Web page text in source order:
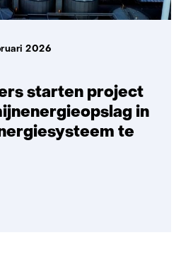
starten project
in
te
2026